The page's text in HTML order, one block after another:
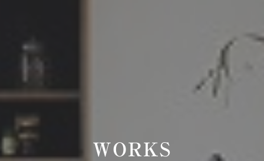
WORKS